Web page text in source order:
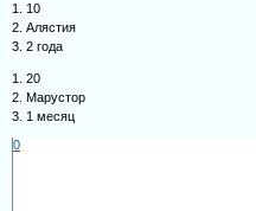
1. 10
2. Алястия
3. 2 года
1. 20
2. Марустор
3. 1 месяц
0